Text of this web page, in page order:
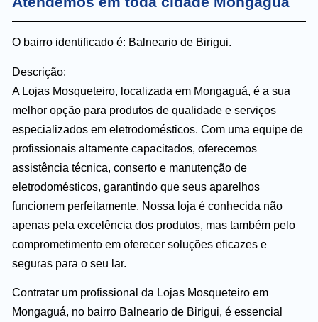
O bairro identificado é: Balneario de Birigui.
Descrição:
A Lojas Mosqueteiro, localizada em Mongaguá, é a sua
melhor opção para produtos de qualidade e serviços
especializados em eletrodomésticos. Com uma equipe de
profissionais altamente capacitados, oferecemos
assistência técnica, conserto e manutenção de
eletrodomésticos, garantindo que seus aparelhos
funcionem perfeitamente. Nossa loja é conhecida não
apenas pela excelência dos produtos, mas também pelo
comprometimento em oferecer soluções eficazes e
seguras para o seu lar.
Contratar um profissional da Lojas Mosqueteiro em
Mongaguá, no bairro Balneario de Birigui, é essencial